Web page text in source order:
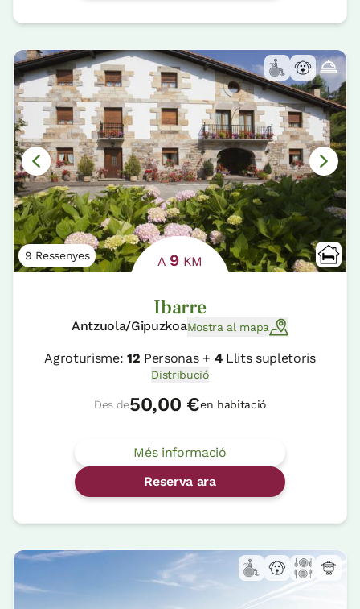
9 Ressenyes A 9 KM
Ibarre
Antzuola/GipuzkoaMostra al mapa
Agroturisme:12 Personas + 4Llits supletoris
Distribució
Des de50,00 €en habitació
Més informació
Reserva ara